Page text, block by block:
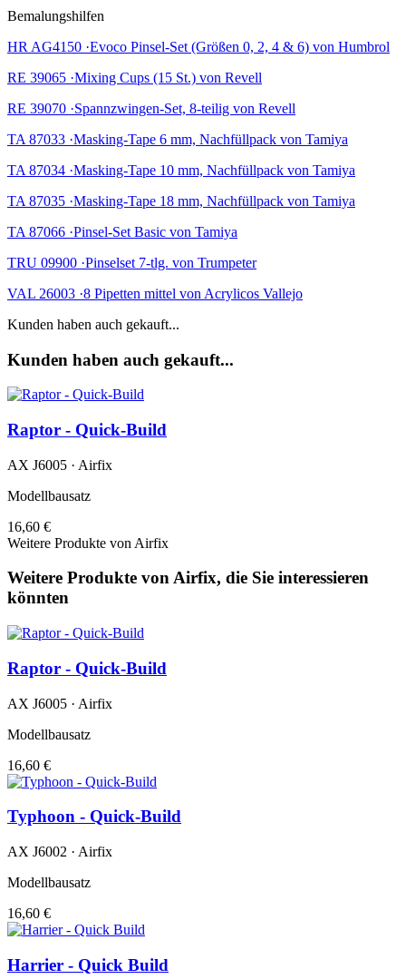
Bemalungshilfen
HR AG4150 ·Evoco Pinsel-Set (Größen 0, 2, 4 & 6) von Humbrol
RE 39065 ·Mixing Cups (15 St.) von Revell
RE 39070 ·Spannzwingen-Set, 8-teilig von Revell
TA 87033 ·Masking-Tape 6 mm, Nachfüllpack von Tamiya
TA 87034 ·Masking-Tape 10 mm, Nachfüllpack von Tamiya
TA 87035 ·Masking-Tape 18 mm, Nachfüllpack von Tamiya
TA 87066 ·Pinsel-Set Basic von Tamiya
TRU 09900 ·Pinselset 7-tlg. von Trumpeter
VAL 26003 ·8 Pipetten mittel von Acrylicos Vallejo
Kunden haben auch gekauft...
Kunden haben auch gekauft...
Raptor - Quick-Build
AX J6005 · Airfix
Modellbausatz
16,60 €
Weitere Produkte von Airfix
Weitere Produkte von Airfix, die Sie interessieren
könnten
Raptor - Quick-Build
AX J6005 · Airfix
Modellbausatz
16,60 €
Typhoon - Quick-Build
AX J6002 · Airfix
Modellbausatz
16,60 €
Harrier - Quick Build